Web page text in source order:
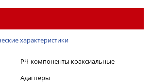
характеристики
РЧ-компоненты коаксиальные
Адаптеры